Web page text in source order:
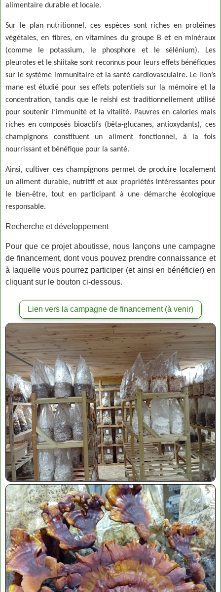
alimentaire durable et locale.
Sur le plan nutritionnel, ces espèces sont riches en protéines
végétales, en fibres, en vitamines du groupe B et en minéraux
(comme le potassium, le phosphore et le sélénium). Les
pleurotes et le shiitake sont reconnus pour leurs effets bénéfiques
sur le système immunitaire et la santé cardiovasculaire. Le lion’s
mane est étudié pour ses effets potentiels sur la mémoire et la
concentration, tandis que le reishi est traditionnellement utilisé
pour soutenir l’immunité et la vitalité. Pauvres en calories mais
riches en composés bioactifs (bêta-glucanes, antioxydants), ces
champignons constituent un aliment fonctionnel, à la fois
nourrissant et bénéfique pour la santé.
Ainsi, cultiver ces champignons permet de produire localement
un aliment durable, nutritif et aux propriétés intéressantes pour
le bien-être, tout en participant à une démarche écologique
responsable.
Recherche et développement
Pour que ce projet aboutisse, nous lançons une campagne
de financement, dont vous pouvez prendre connaissance et
à laquelle vous pourrez participer (et ainsi en bénéficier) en
cliquant sur le bouton ci-dessous.
Lien vers la campagne de financement (à venir)